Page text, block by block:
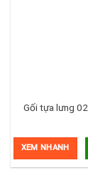
Gối tựa lưng 02
XEM NHANH